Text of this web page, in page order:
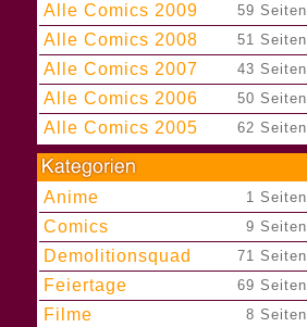
Alle Comics 2009 59 Seiten
Alle Comics 2008 51 Seiten
Alle Comics 2007 43 Seiten
Alle Comics 2006 50 Seiten
Alle Comics 2005 62 Seiten
Anime 1 Seiten
Comics 9 Seiten
Demolitionsquad 71 Seiten
Feiertage 69 Seiten
Filme 8 Seiten